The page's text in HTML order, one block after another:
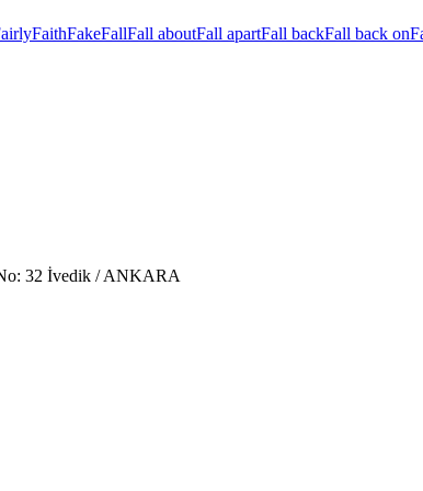
FaithFakeFallFall aboutFall apartFall backFall back on
32 İvedik / ANKARA